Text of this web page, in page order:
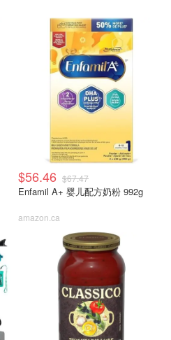
$56.46 $67.47
Enfamil A+ 婴儿配方奶粉 992g
amazon.ca